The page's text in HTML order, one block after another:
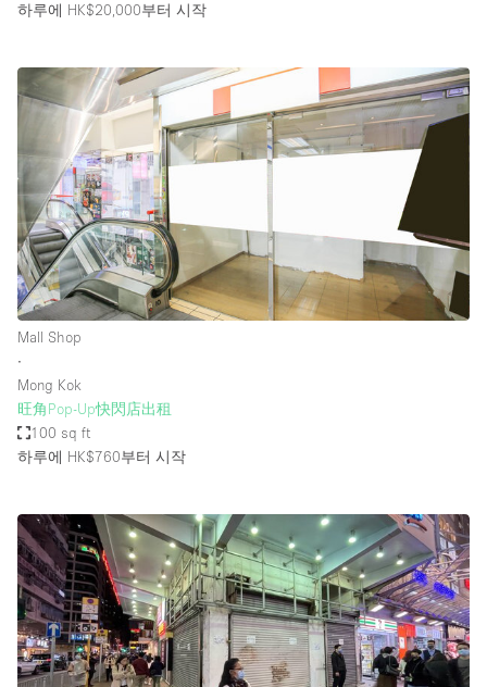
하루에 HK$20,000부터 시작
Mall Shop
∙
Mong Kok
旺角Pop-Up快閃店出租
100 sq ft
하루에 HK$760부터 시작